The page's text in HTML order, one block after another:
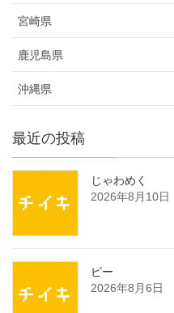
宮崎県
鹿児島県
沖縄県
最近の投稿
じゃわめく
2026年8月10日
ピー
2026年8月6日